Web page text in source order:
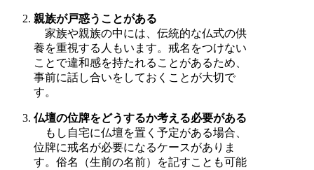
親族が戸惑うことがある
家族や親族の中には、伝統的な仏式の供
養を重視する人もいます。戒名をつけない
ことで違和感を持たれることがあるため、
事前に話し合いをしておくことが大切で
す。
仏壇の位牌をどうするか考える必要がある
もし自宅に仏壇を置く予定がある場合、
位牌に戒名が必要になるケースがありま
す。俗名（生前の名前）を記すことも可能